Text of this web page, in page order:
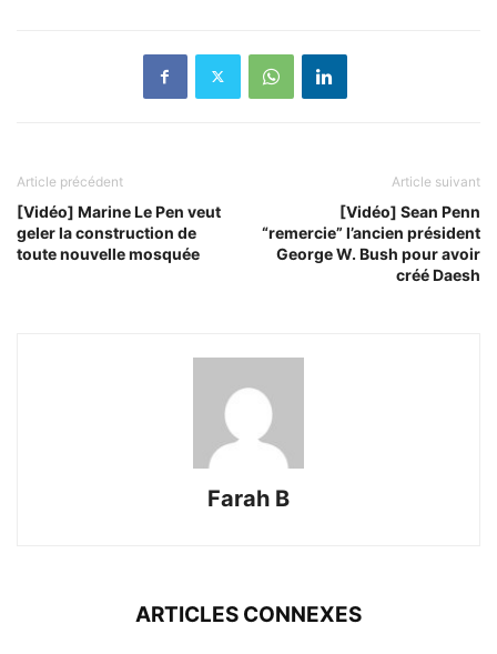
Article précédent
[Vidéo] Marine Le Pen veut
geler la construction de
toute nouvelle mosquée
Article suivant
[Vidéo] Sean Penn
“remercie” l’ancien président
George W. Bush pour avoir
créé Daesh
Farah B
ARTICLES CONNEXES